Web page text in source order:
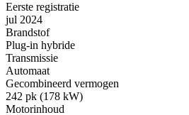
Eerste registratie
jul 2024
Brandstof
Plug-in hybride
Transmissie
Automaat
Gecombineerd vermogen
242 pk (178 kW)
Motorinhoud